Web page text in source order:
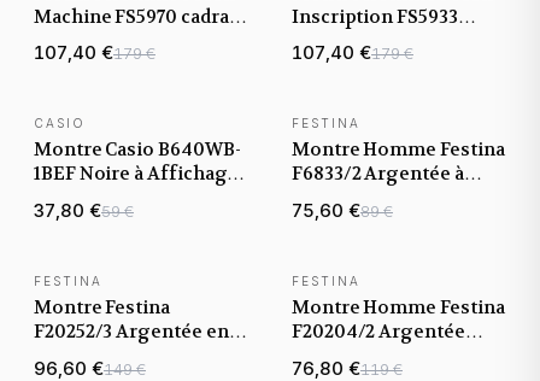
Machine FS5970 cadran
noir bracelet acier
107,40 €179 €
Inscription FS5933
cadran noir bracelet
acier
107,40 €179 €
CASIO
Montre Casio B640WB-
1BEF Noire à Affichage
Digital et Bracelet
Ajustable
37,80 €59 €
FESTINA
Montre Homme Festina
F6833/2 Argentée à
affichage analogique
75,60 €89 €
FESTINA
Montre Festina
F20252/3 Argentée en
96,60 €149 €
FESTINA
Montre Homme Festina
F20204/2 Argentée
76,80 €119 €